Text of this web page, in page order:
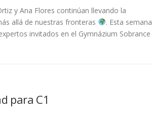
y Ana Flores continúan llevando la
allá de nuestras fronteras
. Esta semana
invitados en el Gymnázium Sobrance
para C1